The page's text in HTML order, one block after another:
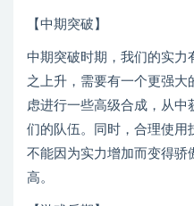
【中期突破】
中期突破时期，我们的实力
之上升，需要有一个更强
虑进行一些高级合成，从
们的队伍。同时，合理使用
不能因为实力增加而变得骄
高。